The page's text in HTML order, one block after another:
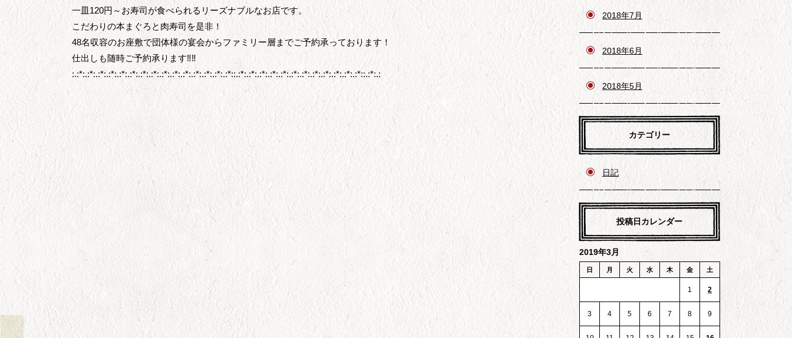
一皿120円～お寿司が食べられるリーズナブルなお店です。
こだわりの本まぐろと肉寿司を是非！
48名収容のお座敷で団体様の宴会からファミリー層までご予約承っております！
仕出しも随時ご予約承ります‼‼
:.:*:.:*:.:*:.:*:.:*:.:*:.:*:.:*:.:*:.:*:.:*:.:*:.:*:.:*:.:*::.:*:.:*:.:*:.:*:.:*:.:*:.:*:.:*:.:*:.:*:.:*:.:*::.:*:.:
2018年7月
2018年6月
2018年5月
カテゴリー
日記
投稿日カレンダー
2019年3月
日 月 火 水 木 金 土
1 2
3 4 5 6 7 8 9